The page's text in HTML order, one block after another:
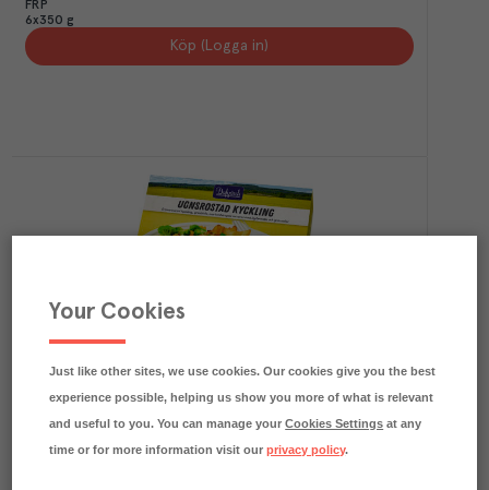
FRP
6x350 g
Köp (Logga in)
Ugnsrostad Kyckling
Köp (Logga in)
Your Cookies
Just like other sites, we use cookies. Our cookies give you the best
experience possible, helping us show you more of what is relevant
and useful to you. You can manage yourCookies Settings at any
time or for more information visit ourprivacy policy.